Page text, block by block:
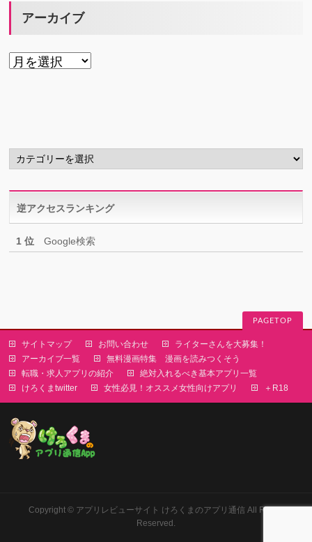
アーカイブ
ア
カ
テ
リ
ー逆アクセスランキング
1 位 Google検索
PAGETOP
サイトマップ お問い合わせ
ライターさんを大募集！
アーカイブ一覧
無料漫画特集 漫画を読みつくそう
転職・求人アプリの紹介
絶対入れるべき基本アプリ一覧
けろくまtwitter
女性必見！オススメ女性向けアプリ ＋R18
Copyright © アプリレビューサイト けろくまのアプリ通信All Rights
Reserved.